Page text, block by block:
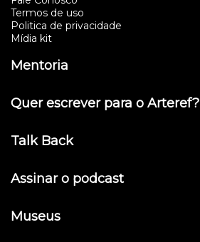
Termos de uso
Politica de privacidade
Mídia kit
Mentoria
Quer escrever para o Arteref?
Talk Back
Assinar o podcast
Museus